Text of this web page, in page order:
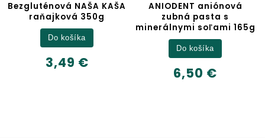
ANIODENT aniónová
zubná pasta s
minerálnymi soľami 165g
Do košíka
Jablčný ocot
6,32 €